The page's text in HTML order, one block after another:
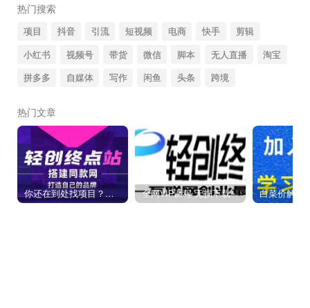
热门搜索
项目 抖音 引流 短视频 电商 快手
剪辑
小红书
视频号 带货 微信 脚本 无人直播
淘宝
拼多多
自媒体 写作 闲鱼 头条 跨境
热门文章
你还在到处找项目？还在当韭菜？我靠卖项目一个月收入5万+，曾经我也是个失败者。 全网VIP课程 无损下载~